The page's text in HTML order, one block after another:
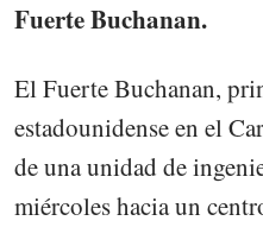
Fuerte Buchanan.
El Fuerte Buchanan,
estadounidense en el
de una unidad de
miércoles hacia un